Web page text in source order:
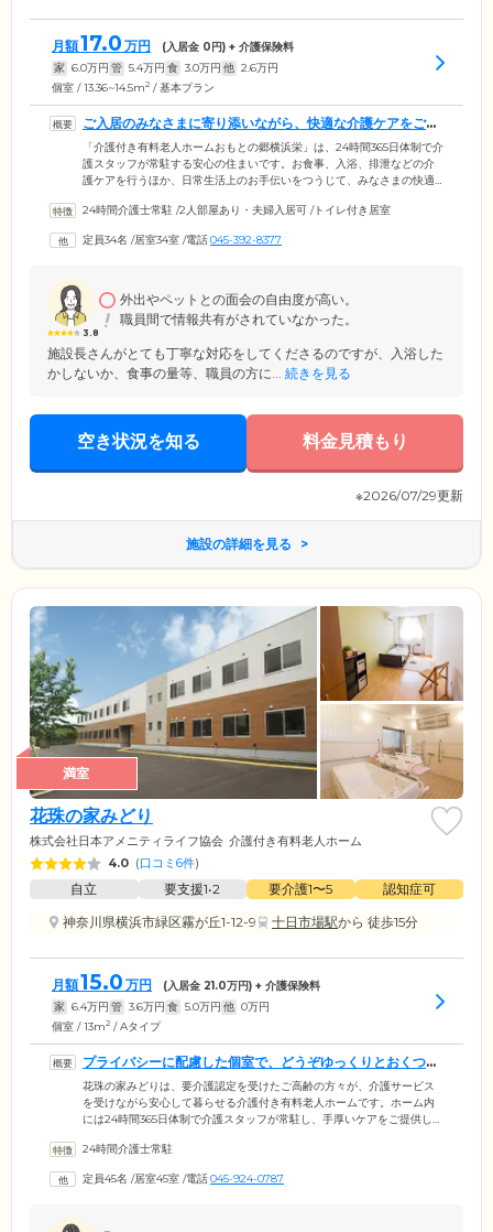
月額17.0 万円 (入居金 0円) + 介護保険料
家 6.0万円 管 5.4万円 食 3.0万円 他 2.6万円
個室 / 13.36~14.5m2 / 基本プラン
ご入居のみなさまに寄り添いながら、快適な介護ケアをご提
供いたします
「介護付き有料老人ホームおもとの郷横浜栄」は、24時間365日体制で介
護スタッフが常駐する安心の住まいです。お食事、入浴、排泄などの介
護ケアを行うほか、日常生活上のお手伝いをつうじて、みなさまの快適
意。自分好みの、くつろげる空間づくりをお楽しみください。入浴は個
だけます。スタッフは最新の介護知識に精通し、お一人おひとりに寄り
24時間介護士常駐 /2人部屋あり・夫婦入居可 /トイレ付き居室
定員34名 /居室34室 /電話045-392-8377
3.8
外出やペットとの面会の自由度が高い。
職員間で情報共有がされていなかった。
施設長さんがとても丁寧な対応をしてくださるのですが、入浴した
かしないか、食事の量等、職員の方に... 続きを見る
空き状況を知る 料金見積もり
※2026/07/29更新
施設の詳細を見る
満室
花珠の家みどり
株式会社日本アメニティライフ協会 介護付き有料老人ホーム
4.0 (口コミ6件)
自立 要支援1•2 要介護1〜5
認知症可
神奈川県横浜市緑区霧が丘1-12-9
十日市場駅から 徒歩15分
月額15.0 万円 (入居金 21.0万円) + 介護保険料
家 6.4万円 管 3.6万円 食 5.0万円 他 0万円
個室 / 13m2 / Aタイプ
プライバシーに配慮した個室で、どうぞゆっくりとおくつろ
ぎください
花珠の家みどりは、要介護認定を受けたご高齢の方々が、介護サービス
を受けながら安心して暮らせる介護付き有料老人ホームです。ホーム内
には24時間365日体制で介護スタッフが常駐し、手厚いケアをご提供して
でご自宅のようにゆっくりとくつろいでいただけます。入浴は個浴のほ
め、お身体の状態に合わせて癒しの時間をお過ごしください。また、施
24時間介護士常駐
定員45名 /居室45室 /電話045-924-0787